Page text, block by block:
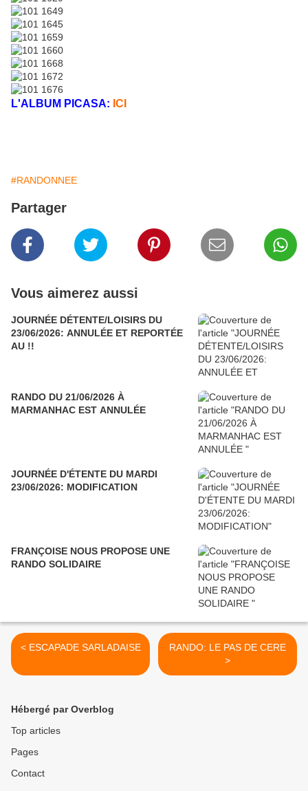
L'ALBUM PICASA: ICI
#RANDONNEE
Partager
Vous aimerez aussi
JOURNÉE DÉTENTE/LOISIRS DU
23/06/2026: ANNULÉE ET REPORTÉE
AU !!
RANDO DU 21/06/2026 À
MARMANHAC EST ANNULÉE
JOURNÉE D'ÉTENTE DU MARDI
23/06/2026: MODIFICATION
FRANÇOISE NOUS PROPOSE UNE
RANDO SOLIDAIRE
< ESCAPADE SARLADAISE
RANDO: LE PAS DE CERE
>
Hébergé par Overblog
Top articles
Pages
Contact